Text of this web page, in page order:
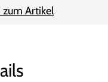
zum Artikel